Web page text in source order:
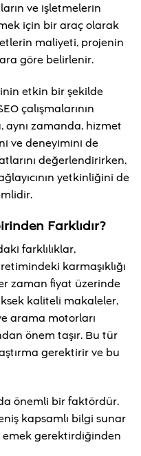
ve işletmelerin
için bir araç olarak
maliyeti, projenin
göre belirlenir.
etkin bir şekilde
çalışmalarının
aynı zamanda, hizmet
ve deneyimini de
değerlendirirken,
yetkinliğini de
Farklıdır?
farklılıklar,
karmaşıklığı
zaman fiyat üzerinde
kaliteli makaleler,
arama motorları
önem taşır. Bu tür
gerektirir ve bu
önemli bir faktördür.
kapsamlı bilgi sunar
gerektirdiğinden